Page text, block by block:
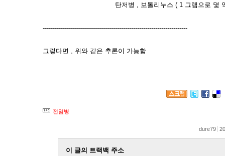
탄저병 , 보톨리누스 ( 1 그램으로 몇 억명
------------------------------------------------------------------------
그렇다면 , 위와 같은 추론이 가능함
전염병
dure79
이 글의 트랙백 주소